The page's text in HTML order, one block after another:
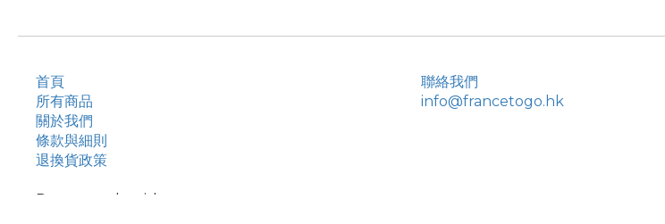
首頁
所有商品
關於我們
條款與細則
退換貨政策
聯絡我們
info@francetogo.hk
Pay securely with